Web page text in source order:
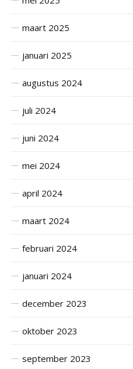
maart 2025
januari 2025
augustus 2024
juli 2024
juni 2024
mei 2024
april 2024
maart 2024
februari 2024
januari 2024
december 2023
oktober 2023
september 2023